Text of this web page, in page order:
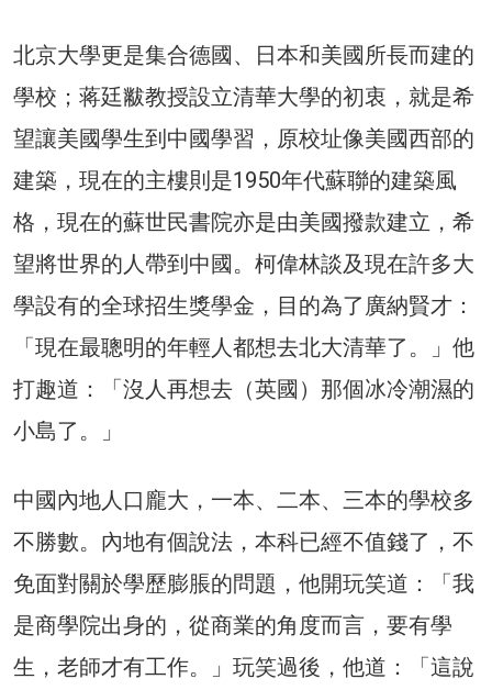
北京大學更是集合德國、日本和美國所長而建的
學校；蒋廷黻教授設立清華大學的初衷，就是希
望讓美國學生到中國學習，原校址像美國西部的
建築，現在的主樓則是1950年代蘇聯的建築風
格，現在的蘇世民書院亦是由美國撥款建立，希
望將世界的人帶到中國。柯偉林談及現在許多大
學設有的全球招生獎學金，目的為了廣納賢才：
「現在最聰明的年輕人都想去北大清華了。」他
打趣道：「沒人再想去（英國）那個冰冷潮濕的
小島了。」
中國內地人口龐大，一本、二本、三本的學校多
不勝數。內地有個說法，本科已經不值錢了，不
免面對關於學歷膨脹的問題，他開玩笑道：「我
是商學院出身的，從商業的角度而言，要有學
生，老師才有工作。」玩笑過後，他道：「這說